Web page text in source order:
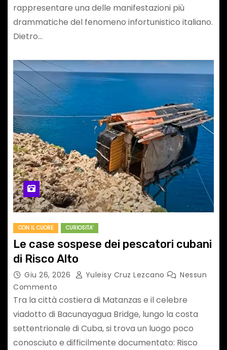
rappresentare una delle manifestazioni più
drammatiche del fenomeno infortunistico italiano.
Dietro…
CON IL CUORE CURIOSITA'
Le case sospese dei pescatori cubani
di Risco Alto
Giu 26, 2026 Yuleisy Cruz Lezcano
Nessun
Commento
Tra la città costiera di Matanzas e il celebre
viadotto di Bacunayagua Bridge, lungo la costa
settentrionale di Cuba, si trova un luogo poco
conosciuto e difficilmente documentato: Risco